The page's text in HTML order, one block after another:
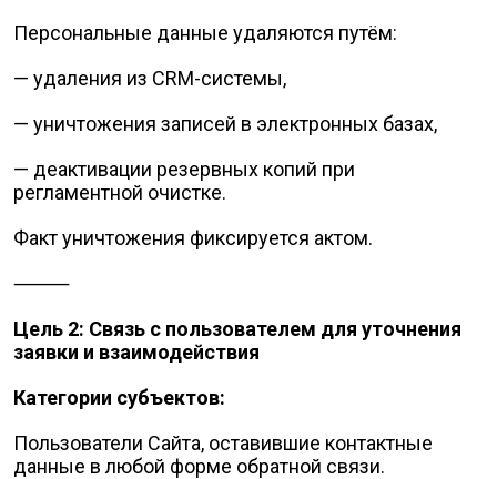
Персональные данные удаляются путём:
— удаления из CRM-системы,
— уничтожения записей в электронных базах,
— деактивации резервных копий при
регламентной очистке.
Факт уничтожения фиксируется актом.
⸻
Цель 2: Связь с пользователем для уточнения
заявки и взаимодействия
Категории субъектов:
Пользователи Сайта, оставившие контактные
данные в любой форме обратной связи.